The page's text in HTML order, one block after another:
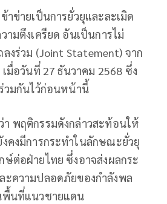
าข่ายเป็นการยั่วยุและละเมิด
ามตึงเครียด อันเป็นการไม่
งร่วม (Joint Statement) จาก
มื่อวันที่ 27 ธันวาคม 2568 ซึ่ง
วมกันไว้ก่อนหน้านี้
พฤติกรรมดังกล่าวสะท้อนให้
คงมีการกระทำในลักษณะยั่วยุ
ต่อฝ่ายไทย ซึ่งอาจส่งผลกระ
ความปลอดภัยของกำลังพล
พื้นที่แนวชายแดน